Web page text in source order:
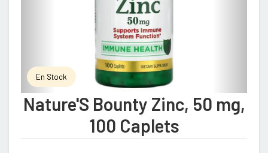
En Stock
Nature'S Bounty Zinc, 50 mg,
100 Caplets